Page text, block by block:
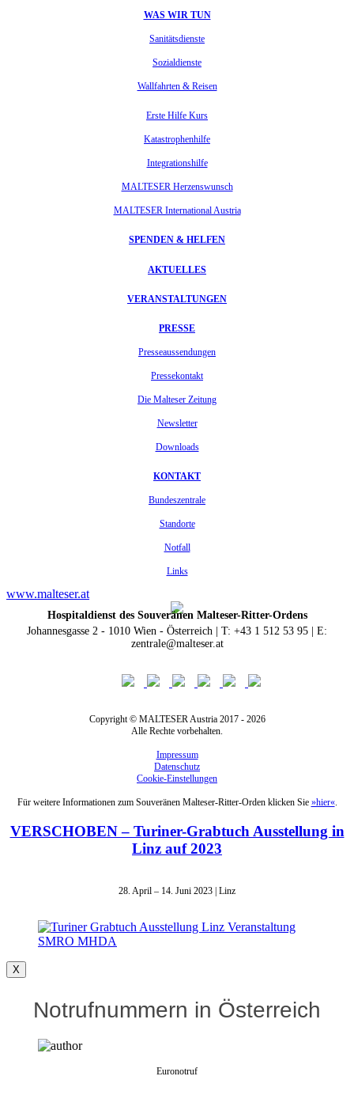
WAS WIR TUN
Sanitätsdienste
Sozialdienste
Wallfahrten & Reisen
Erste Hilfe Kurs
Katastrophenhilfe
Integrationshilfe
MALTESER Herzenswunsch
MALTESER International Austria
SPENDEN & HELFEN
AKTUELLES
VERANSTALTUNGEN
PRESSE
Presseaussendungen
Pressekontakt
Die Malteser Zeitung
Newsletter
Downloads
KONTAKT
Bundeszentrale
Standorte
Notfall
Links
www.malteser.at
Hospitaldienst des Souveränen Malteser-Ritter-Ordens
Johannesgasse 2 - 1010 Wien - Österreich | T: +43 1 512 53 95 | E:
zentrale@malteser.at
Copyright © MALTESER Austria 2017 - 2026
Alle Rechte vorbehalten.
Impressum
Datenschutz
Cookie-Einstellungen
Für weitere Informationen zum Souveränen Malteser-Ritter-Orden klicken Sie »hier«.
VERSCHOBEN – Turiner-Grabtuch Ausstellung in
Linz auf 2023
28. April – 14. Juni 2023 | Linz
X
Notrufnummern in Österreich
Euronotruf